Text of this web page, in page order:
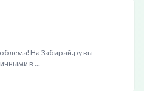
На Забирай.ру вы
в …